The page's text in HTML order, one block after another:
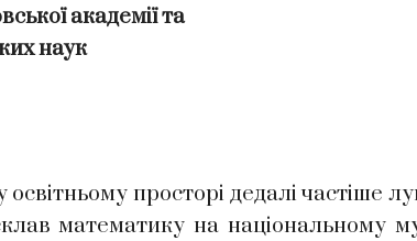
академії та
наук
просторі дедалі частіше
математику на національному